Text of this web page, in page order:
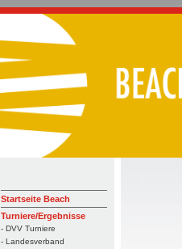
Startseite Beach
Turniere/Ergebnisse
- DVV Turniere
- Landesverband